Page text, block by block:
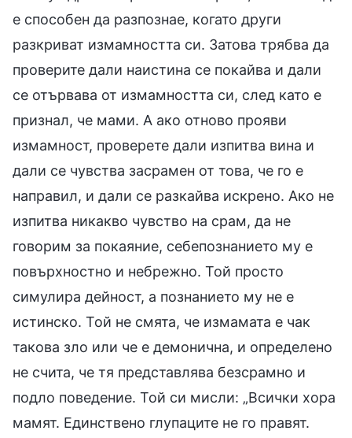
е способен да разпознае, когато други
разкриват измамността си. Затова трябва да
проверите дали наистина се покайва и дали
се отървава от измамността си, след като е
признал, че мами. А ако отново прояви
измамност, проверете дали изпитва вина и
дали се чувства засрамен от това, че го е
направил, и дали се разкайва искрено. Ако не
изпитва никакво чувство на срам, да не
говорим за покаяние, себепознанието му е
повърхностно и небрежно. Той просто
симулира дейност, а познанието му не е
истинско. Той не смята, че измамата е чак
такова зло или че е демонична, и определено
не счита, че тя представлява безсрамно и
подло поведение. Той си мисли: „Всички хора
мамят. Единствено глупаците не го правят.